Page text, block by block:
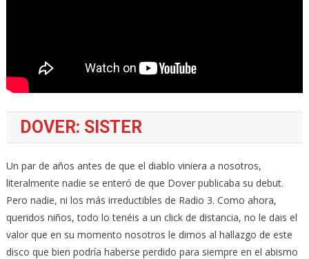
DOVER: SISTER
Un par de años antes de que el diablo viniera a nosotros,
literalmente nadie se enteró de que Dover publicaba su debut.
Pero nadie, ni los más irreductibles de Radio 3. Como ahora,
queridos niños, todo lo tenéis a un click de distancia, no le dais el
valor que en su momento nosotros le dimos al hallazgo de este
disco que bien podría haberse perdido para siempre en el abismo